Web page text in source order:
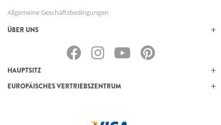
Allgemeine Geschäftsbedingungen
ÜBER UNS
HAUPTSITZ
EUROPÄISCHES VERTRIEBSZENTRUM